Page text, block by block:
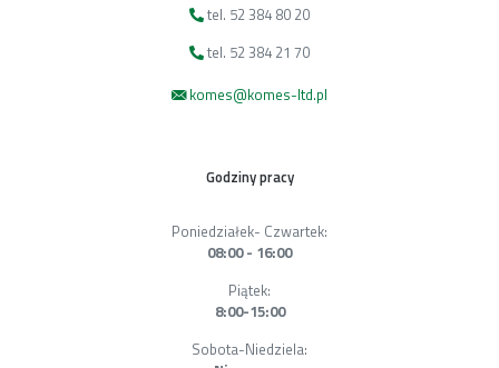
tel. 52 384 80 20
tel. 52 384 21 70
komes@komes-ltd.pl
Godziny pracy
Poniedziałek- Czwartek:
08:00 - 16:00
Piątek:
8:00-15:00
Sobota-Niedziela: